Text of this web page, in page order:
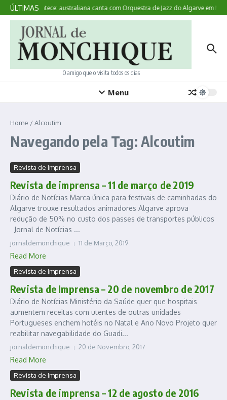
Ir para o conteúdo
ÚLTIMAS
Aqui Acontece: australiana canta com Orquestra de Jazz do Algarve em
O amigo que o visita todos os dias
Menu
Home /Alcoutim
Navegando pela Tag: Alcoutim
Revista de Imprensa
Revista de imprensa – 11 de março de 2019
Diário de Notícias Marca única para festivais de caminhadas do
Algarve trouxe resultados animadores Algarve aprova
redução de 50% no custo dos passes de transportes públicos
Jornal de Notícias ...
jornaldemonchique 11 de Março, 2019
Read More
Revista de Imprensa
Revista de Imprensa – 20 de novembro de 2017
Diário de Notícias Ministério da Saúde quer que hospitais
aumentem receitas com utentes de outras unidades
Portugueses enchem hotéis no Natal e Ano Novo Projeto quer
reabilitar navegabilidade do Guadi...
jornaldemonchique 20 de Novembro, 2017
Read More
Revista de Imprensa
Revista de imprensa – 12 de agosto de 2016